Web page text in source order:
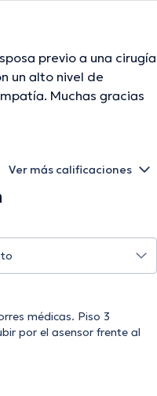
previo a una cirugía
un alto nivel de
Muchas gracias
Ver más calificaciones
médicas. Piso 3
por el asensor frente al